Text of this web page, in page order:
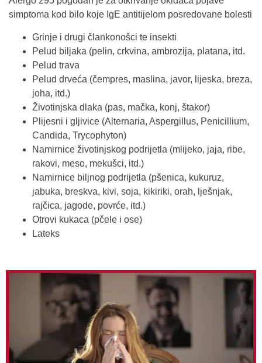
simptoma kod bilo koje IgE antitijelom posredovane bolesti
Grinje i drugi člankonošci te insekti
Pelud biljaka (pelin, crkvina, ambrozija, platana, itd.
Pelud trava
Pelud drveća (čempres, maslina, javor, lijeska, breza,
joha, itd.)
Životinjska dlaka (pas, mačka, konj, štakor)
Plijesni i gljivice (Alternaria, Aspergillus, Penicillium,
Candida, Trycophyton)
Namirnice životinjskog podrijetla (mlijeko, jaja, ribe,
rakovi, meso, mekušci, itd.)
Namirnice biljnog podrijetla (pšenica, kukuruz,
jabuka, breskva, kivi, soja, kikiriki, orah, lješnjak,
rajčica, jagode, povrće, itd.)
Otrovi kukaca (pčele i ose)
Lateks